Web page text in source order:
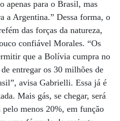
apenas para o Brasil, mas
a Argentina.” Dessa forma, o
das forças da natureza,
confiável Morales. “Os
que a Bolívia cumpra no
entregar os 30 milhões de
avisa Gabrielli. Essa já é
Mais gás, se chegar, será
menos 20%, em função